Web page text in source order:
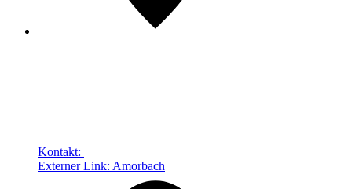
Kontakt:
Externer Link: Amorbach